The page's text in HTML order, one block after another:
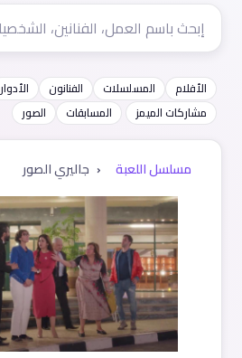
الأفلام المسلسلات الفنانون الأدوار
مشاركات الميمز
المسابقات الصور
مسلسل اللعبة جاليري الصور